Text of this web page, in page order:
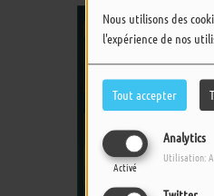
Nous utilisons des
l'expérience de nos
Tout accepter
Analytics
Activé
Utilisation: